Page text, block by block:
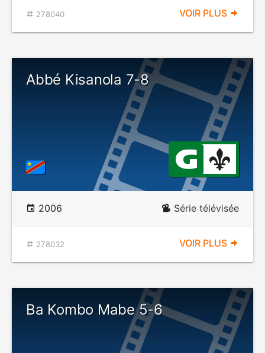
278040 VOIR PLUS
Abbé Kisanola 7-8
2006 Série télévisée
278032 VOIR PLUS
Ba Kombo Mabe 5-6